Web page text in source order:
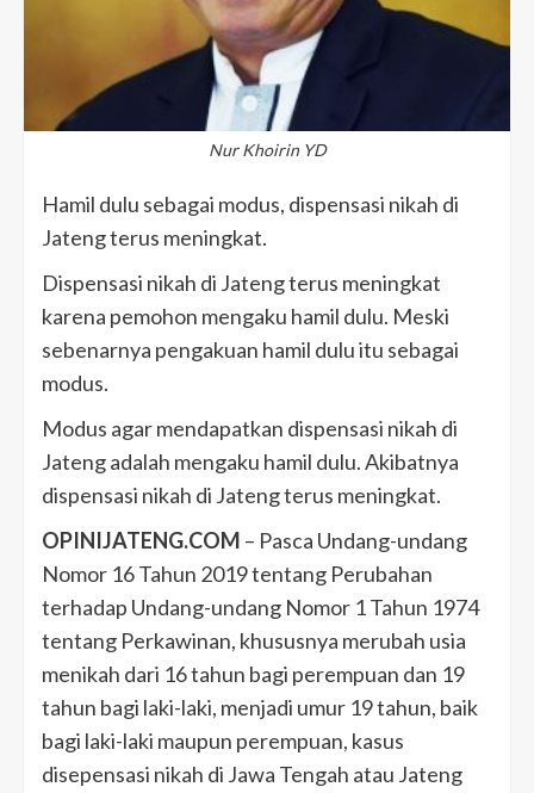
Nur Khoirin YD
Hamil dulu sebagai modus, dispensasi nikah di
Jateng terus meningkat.
Dispensasi nikah di Jateng terus meningkat
karena pemohon mengaku hamil dulu. Meski
sebenarnya pengakuan hamil dulu itu sebagai
modus.
Modus agar mendapatkan dispensasi nikah di
Jateng adalah mengaku hamil dulu. Akibatnya
dispensasi nikah di Jateng terus meningkat.
OPINIJATENG.COM – Pasca Undang-undang
Nomor 16 Tahun 2019 tentang Perubahan
terhadap Undang-undang Nomor 1 Tahun 1974
tentang Perkawinan, khususnya merubah usia
menikah dari 16 tahun bagi perempuan dan 19
tahun bagi laki-laki, menjadi umur 19 tahun, baik
bagi laki-laki maupun perempuan, kasus
disepensasi nikah di Jawa Tengah atau Jateng